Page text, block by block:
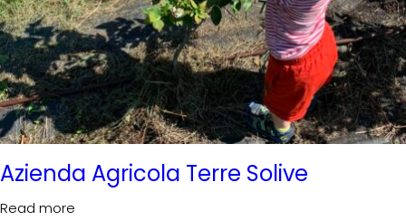
Azienda Agricola Terre Solive
Read more